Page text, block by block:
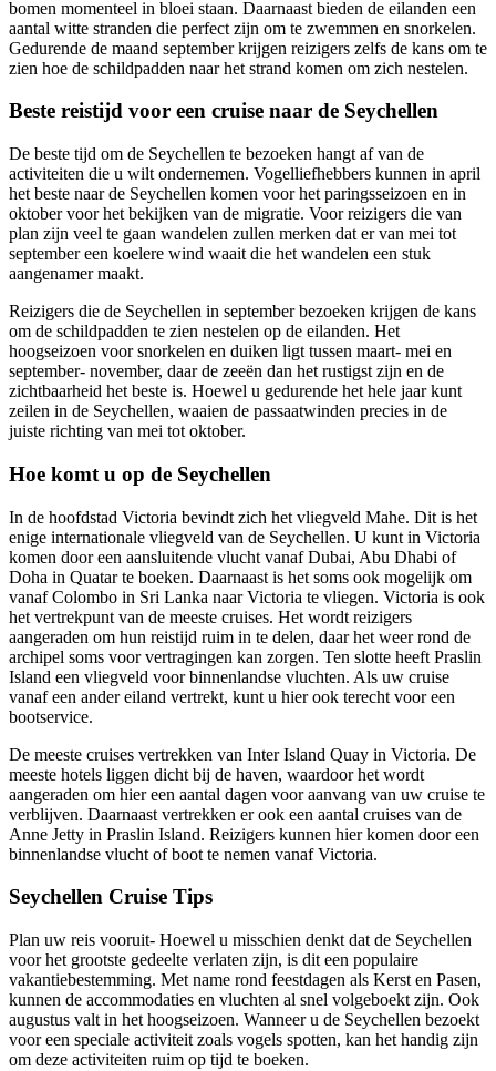
bomen momenteel in bloei staan. Daarnaast bieden de eilanden een
aantal witte stranden die perfect zijn om te zwemmen en snorkelen.
Gedurende de maand september krijgen reizigers zelfs de kans om te
zien hoe de schildpadden naar het strand komen om zich nestelen.
Beste reistijd voor een cruise naar de Seychellen
De beste tijd om de Seychellen te bezoeken hangt af van de
activiteiten die u wilt ondernemen. Vogelliefhebbers kunnen in april
het beste naar de Seychellen komen voor het paringsseizoen en in
oktober voor het bekijken van de migratie. Voor reizigers die van
plan zijn veel te gaan wandelen zullen merken dat er van mei tot
september een koelere wind waait die het wandelen een stuk
aangenamer maakt.
Reizigers die de Seychellen in september bezoeken krijgen de kans
om de schildpadden te zien nestelen op de eilanden. Het
hoogseizoen voor snorkelen en duiken ligt tussen maart- mei en
september- november, daar de zeeën dan het rustigst zijn en de
zichtbaarheid het beste is. Hoewel u gedurende het hele jaar kunt
zeilen in de Seychellen, waaien de passaatwinden precies in de
juiste richting van mei tot oktober.
Hoe komt u op de Seychellen
In de hoofdstad Victoria bevindt zich het vliegveld Mahe. Dit is het
enige internationale vliegveld van de Seychellen. U kunt in Victoria
komen door een aansluitende vlucht vanaf Dubai, Abu Dhabi of
Doha in Quatar te boeken. Daarnaast is het soms ook mogelijk om
vanaf Colombo in Sri Lanka naar Victoria te vliegen. Victoria is ook
het vertrekpunt van de meeste cruises. Het wordt reizigers
aangeraden om hun reistijd ruim in te delen, daar het weer rond de
archipel soms voor vertragingen kan zorgen. Ten slotte heeft Praslin
Island een vliegveld voor binnenlandse vluchten. Als uw cruise
vanaf een ander eiland vertrekt, kunt u hier ook terecht voor een
bootservice.
De meeste cruises vertrekken van Inter Island Quay in Victoria. De
meeste hotels liggen dicht bij de haven, waardoor het wordt
aangeraden om hier een aantal dagen voor aanvang van uw cruise te
verblijven. Daarnaast vertrekken er ook een aantal cruises van de
Anne Jetty in Praslin Island. Reizigers kunnen hier komen door een
binnenlandse vlucht of boot te nemen vanaf Victoria.
Seychellen Cruise Tips
Plan uw reis vooruit- Hoewel u misschien denkt dat de Seychellen
voor het grootste gedeelte verlaten zijn, is dit een populaire
vakantiebestemming. Met name rond feestdagen als Kerst en Pasen,
kunnen de accommodaties en vluchten al snel volgeboekt zijn. Ook
augustus valt in het hoogseizoen. Wanneer u de Seychellen bezoekt
voor een speciale activiteit zoals vogels spotten, kan het handig zijn
om deze activiteiten ruim op tijd te boeken.